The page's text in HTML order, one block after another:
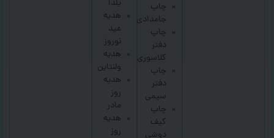
چاپ
جامدادی
چاپ
دفتر
کلاسوری
چاپ
دفتر
سیمی
چاپ
کیف
دوشی
یلدا
هدیه
عید
نوروز
هدیه
ولنتاین
هدیه
روز
مادر
هدیه
روز